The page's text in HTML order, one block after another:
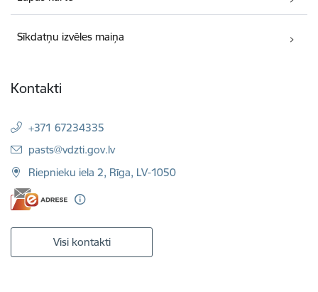
Sīkdatņu izvēles maiņa
Kontakti
+371 67234335
E-pasts:
pasts@vdzti.gov.lv
Riepnieku iela 2, Rīga, LV-1050
Visi kontakti